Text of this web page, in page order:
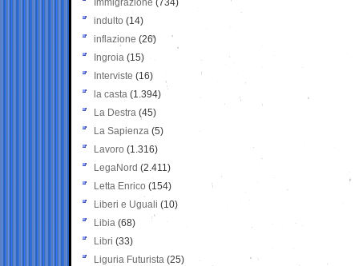
Immigrazione (734)
indulto (14)
inflazione (26)
Ingroia (15)
Interviste (16)
la casta (1.394)
La Destra (45)
La Sapienza (5)
Lavoro (1.316)
LegaNord (2.411)
Letta Enrico (154)
Liberi e Uguali (10)
Libia (68)
Libri (33)
Liguria Futurista (25)